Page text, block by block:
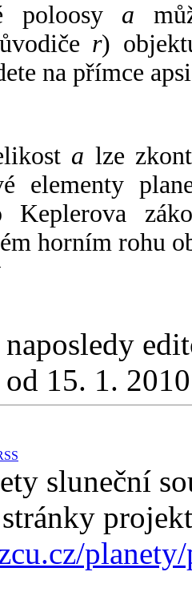
poloosy a
r)
na přímce
a lze
elementy
Keplerova
horním rohu
15. 1.
sluneční